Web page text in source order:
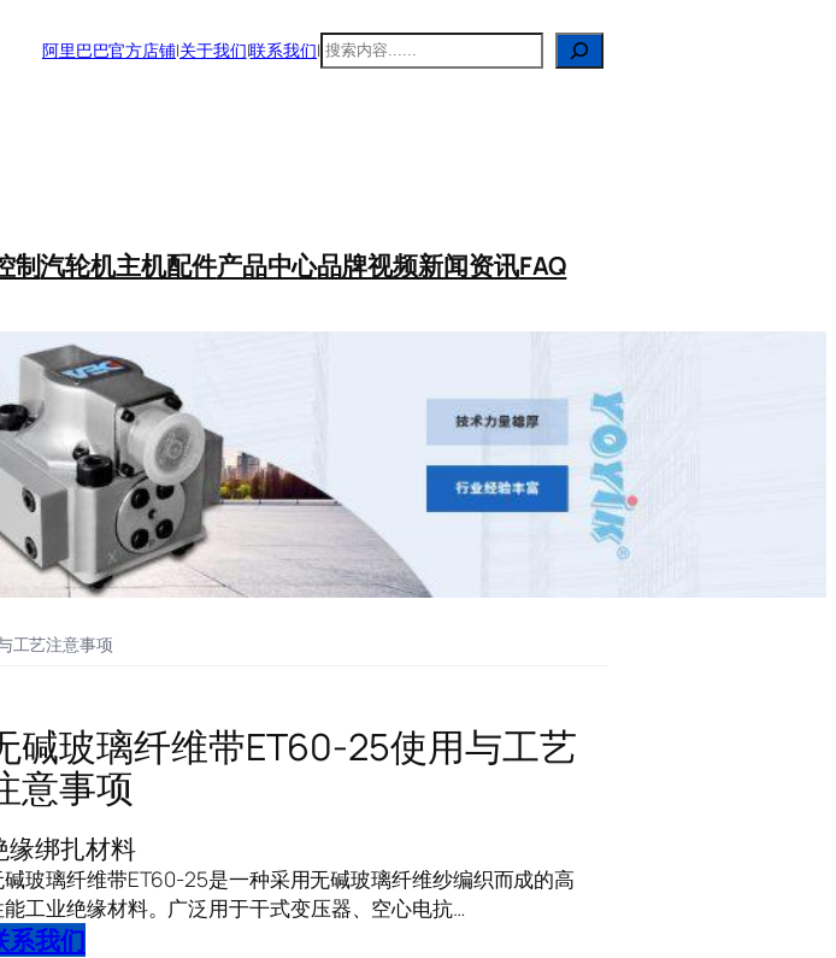
阿里巴巴官方店铺|关于我们|联系我们| 搜
制汽轮机主机配件产品中心品牌视频新闻资讯FAQ
工艺注意事项
碱玻璃纤维带ET60-25使用与工艺
意事项
缘绑扎材料
碱玻璃纤维带ET60-25是一种采用无碱玻璃纤维纱编织而成的高
能工业绝缘材料。广泛用于干式变压器、空心电抗…
系我们